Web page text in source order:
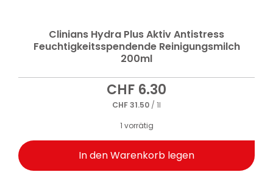
Clinians Hydra Plus Aktiv Antistress
Feuchtigkeitsspendende Reinigungsmilch
200ml
CHF 6.30
CHF31.50 / 1l
1 vorrätig
In den Warenkorb legen